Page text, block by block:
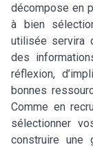
décompose en
à bien
utilisée servira
des
réflexion,
bonnes
Comme en
sélectionner
construire une